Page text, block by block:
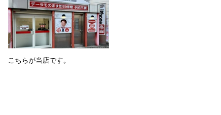
こちらが当店です。